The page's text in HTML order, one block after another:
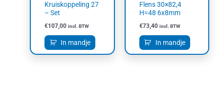
Kruiskoppeling 27
– Set
€107,00 incl. BTW
In mandje
Flens 30×82,4
H=48 6x8mm
€73,40 incl. BTW
In mandje